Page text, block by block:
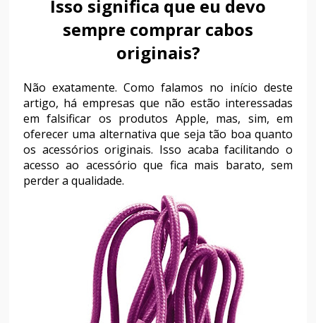
Isso significa que eu devo
sempre comprar cabos
originais?
Não exatamente. Como falamos no início deste
artigo, há empresas que não estão interessadas
em falsificar os produtos Apple, mas, sim, em
oferecer uma alternativa que seja tão boa quanto
os acessórios originais. Isso acaba facilitando o
acesso ao acessório que fica mais barato, sem
perder a qualidade.